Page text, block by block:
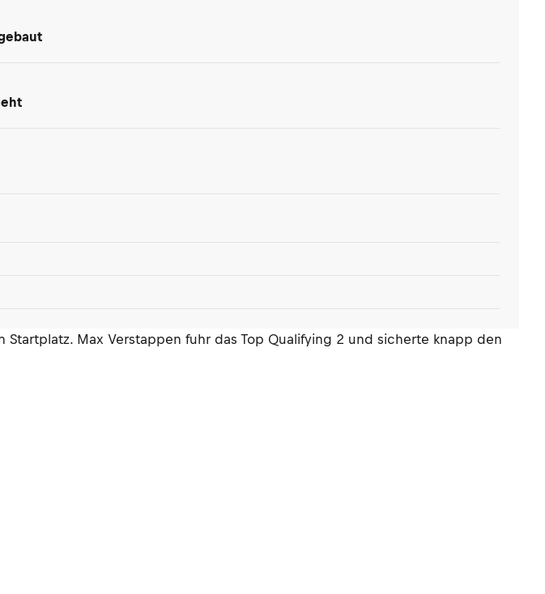
Max Verstappen fuhr das Top Qualifying 2 und sicherte knapp den